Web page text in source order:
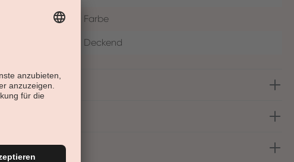
Farbe
Deckend